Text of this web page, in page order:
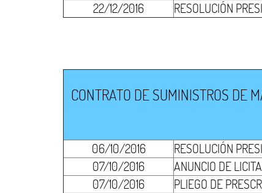
22/12/2016
RESOLUCIÓN
CONTRATO DE SUMINISTROS DE
06/10/2016 RESOLUCIÓN
07/10/2016
ANUNCIO DE
07/10/2016
PLIEGO DE